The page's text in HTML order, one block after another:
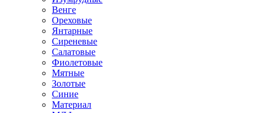
Венге
Ореховые
Янтарные
Сиреневые
Салатовые
Фиолетовые
Мятные
Золотые
Синие
Материал